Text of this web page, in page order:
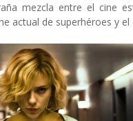
mezcla entre el cine
actual de superhéroes y